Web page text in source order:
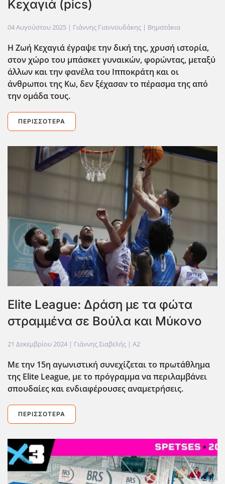
Κεχαγιά (pics)
04 Αυγούστου 2025 | Γιάννης Γιαννουδάκης | Βηματάκια
Η Ζωή Κεχαγιά έγραψε την δική της, χρυσή ιστορία,
στον χώρο του μπάσκετ γυναικών, φορώντας, μεταξύ
άλλων και την φανέλα του Ιπποκράτη και οι
άνθρωποι της Κω, δεν ξέχασαν το πέρασμα της από
την ομάδα τους.
ΠΕΡΙΣΣΌΤΕΡΑ
Elite League: Δράση με τα φώτα
στραμμένα σε Βούλα και Μύκονο
21 Δεκεμβρίου 2024 | Γιάννης Σιαβελής | A2
Με την 15η αγωνιστική συνεχίζεται το πρωτάθλημα
της Elite League, με το πρόγραμμα να περιλαμβάνει
σπουδαίες και ενδιαφέρουσες αναμετρήσεις.
ΠΕΡΙΣΣΌΤΕΡΑ